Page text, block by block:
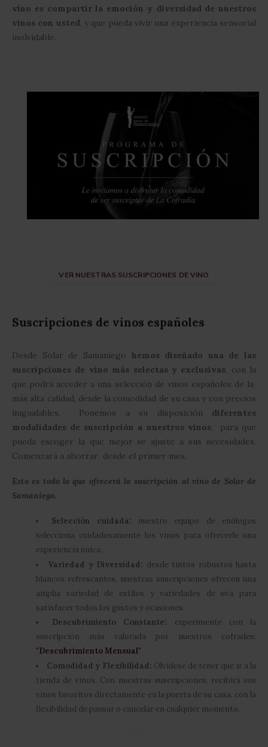
vino es compartir la emoción y diversidad de nuestros
vinos con usted, y que pueda vivir una experiencia sensorial
inolvidable.
VER NUESTRAS SUSCRIPCIONES DE VINO
Suscripciones de vinos españoles
Desde Solar de Samaniego hemos diseñado una de las
suscripciones de vino más selectas y exclusivas, con la
que podrá acceder a una selección de vinos españoles de la
más alta calidad, desde la comodidad de su casa y con precios
inigualables. Ponemos a su disposición diferentes
modalidades de suscripción a nuestros vinos, para que
pueda escoger la que mejor se ajuste a sus necesidades.
Comenzará a ahorrar desde el primer mes.
Esto es todo lo que ofrecerá la suscripción al vino de Solar de
Samaniego.
Selección cuidada: nuestro equipo de enólogos
selecciona cuidadosamente los vinos para ofrecerle una
experiencia única.
Variedad y Diversidad: desde tintos robustos hasta
blancos refrescantes, nuestras suscripciones ofrecen una
amplia variedad de estilos y variedades de uva para
satisfacer todos los gustos y ocasiones.
Descubrimiento Constante: experimente con la
suscripción más valorada por nuestros cofrades:
"Descubrimiento Mensual"
Comodidad y Flexibilidad: Olvídese de tener que ir a la
tienda de vinos. Con nuestras suscripciones, recibirá sus
vinos favoritos directamente en la puerta de su casa, con la
flexibilidad de pausar o cancelar en cualquier momento.